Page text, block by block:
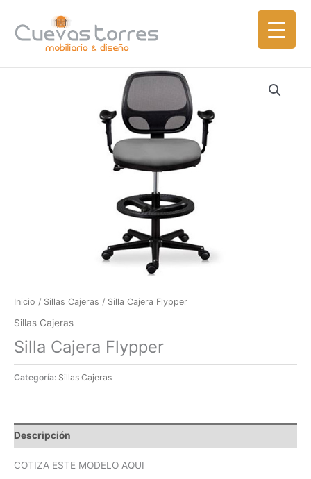
contenido
Inicio / Sillas Cajeras / Silla Cajera Flypper
Sillas Cajeras
Silla Cajera Flypper
Categoría: Sillas Cajeras
Descripción
COTIZA ESTE MODELO AQUI